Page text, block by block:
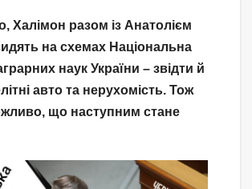
Халімон разом із Анатолієм
на схемах Національна
наук України – звідти й
авто та нерухомість. Тож
що наступним стане